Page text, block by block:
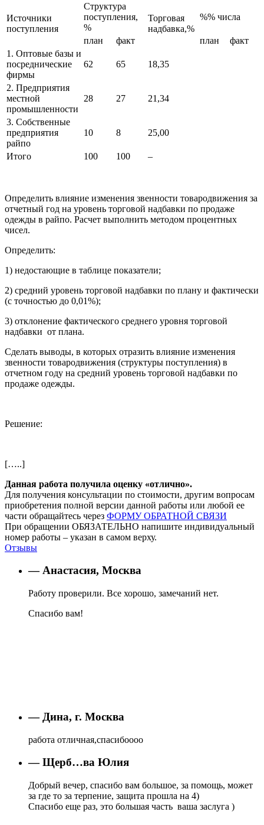
Источники
поступления
Структура
поступления,
%
Торговая
надбавка,%
%% числа
план факт план
факт
1. Оптовые базы и
посреднические
фирмы
62 65 18,35
2. Предприятия
местной
промышленности
28 27 21,34
3. Собственные
предприятия
райпо
10 8 25,00
Итого 100 100 –
Определить влияние изменения звенности товародвижения за
отчетный год на уровень торговой надбавки по продаже
одежды в райпо. Расчет выполнить методом процентных
чисел.
Определить:
1) недостающие в таблице показатели;
2) средний уровень торговой надбавки по плану и фактически
(с точностью до 0,01%);
3) отклонение фактического среднего уровня торговой
надбавки от плана.
Сделать выводы, в которых отразить влияние изменения
звенности товародвижения (структуры поступления) в
отчетном году на средний уровень торговой надбавки по
продаже одежды.
Решение:
[…..]
Данная работа получила оценку «отлично».
Для получения консультации по стоимости, другим вопросам
приобретения полной версии данной работы или любой ее
части обращайтесь через ФОРМУ ОБРАТНОЙ СВЯЗИ
При обращении ОБЯЗАТЕЛЬНО напишите индивидуальный
номер работы – указан в самом верху.
Отзывы
— Анастасия, Москва
Работу проверили. Все хорошо, замечаний нет.
Спасибо вам!
— Дина, г. Москва
работа отличная,спасибоооо
— Щерб…ва Юлия
Добрый вечер, спасибо вам большое, за помощь, может
за где то за терпение, защита прошла на 4)
Спасибо еще раз, это большая часть ваша заслуга )